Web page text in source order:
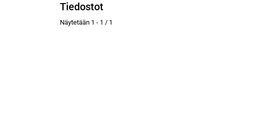
Tiedostot
Näytetään 1 - 1 / 1